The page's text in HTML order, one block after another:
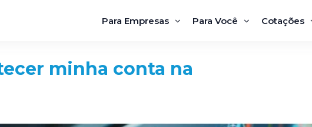
Para Empresas Para Você Cotações
minha conta na
abaixo e Fale com a Blue através do WhatsApp: